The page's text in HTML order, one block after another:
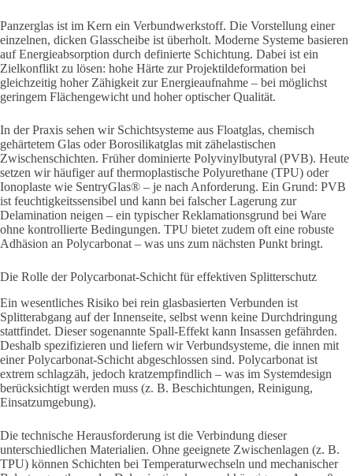
Panzerglas ist im Kern ein Verbundwerkstoff. Die Vorstellung einer
einzelnen, dicken Glasscheibe ist überholt. Moderne Systeme basieren
auf Energieabsorption durch definierte Schichtung. Dabei ist ein
Zielkonflikt zu lösen: hohe Härte zur Projektildeformation bei
gleichzeitig hoher Zähigkeit zur Energieaufnahme – bei möglichst
geringem Flächengewicht und hoher optischer Qualität.
In der Praxis sehen wir Schichtsysteme aus Floatglas, chemisch
gehärtetem Glas oder Borosilikatglas mit zähelastischen
Zwischenschichten. Früher dominierte Polyvinylbutyral (PVB). Heute
setzen wir häufiger auf thermoplastische Polyurethane (TPU) oder
Ionoplaste wie SentryGlas® – je nach Anforderung. Ein Grund: PVB
ist feuchtigkeitssensibel und kann bei falscher Lagerung zur
Delamination neigen – ein typischer Reklamationsgrund bei Ware
ohne kontrollierte Bedingungen. TPU bietet zudem oft eine robuste
Adhäsion an Polycarbonat – was uns zum nächsten Punkt bringt.
Die Rolle der Polycarbonat-Schicht für effektiven Splitterschutz
Ein wesentliches Risiko bei rein glasbasierten Verbunden ist
Splitterabgang auf der Innenseite, selbst wenn keine Durchdringung
stattfindet. Dieser sogenannte Spall-Effekt kann Insassen gefährden.
Deshalb spezifizieren und liefern wir Verbundsysteme, die innen mit
einer Polycarbonat-Schicht abgeschlossen sind. Polycarbonat ist
extrem schlagzäh, jedoch kratzempfindlich – was im Systemdesign
berücksichtigt werden muss (z. B. Beschichtungen, Reinigung,
Einsatzumgebung).
Die technische Herausforderung ist die Verbindung dieser
unterschiedlichen Materialien. Ohne geeignete Zwischenlagen (z. B.
TPU) können Schichten bei Temperaturwechseln und mechanischer